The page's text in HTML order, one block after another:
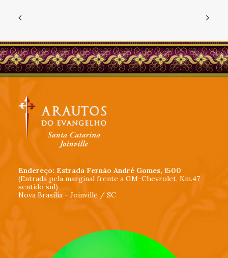
Endereço: Estrada Fernão André Gomes, 1500
(Entrada pela marginal frente a GM-Chevrolet, Km.47
sentido sul)
Nova Brasília - Joinville / SC